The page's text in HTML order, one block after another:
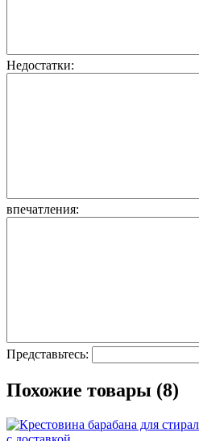
Недостатки:
впечатления:
Представьтесь:
Похожие товары (8)